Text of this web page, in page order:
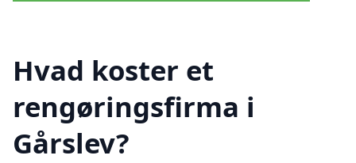
Hvad koster et
rengøringsfirma i
Gårslev?